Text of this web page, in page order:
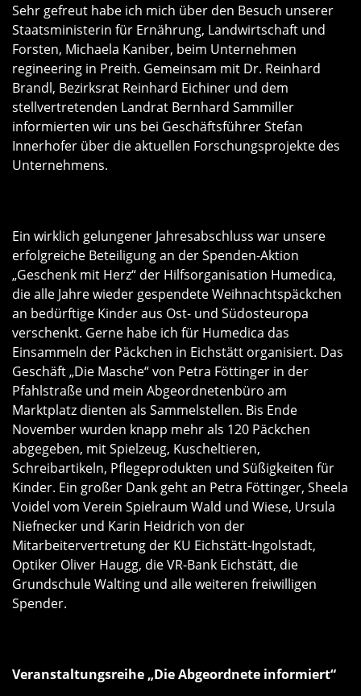
Sehr gefreut habe ich mich über den Besuch unserer
Staatsministerin für Ernährung, Landwirtschaft und
Forsten, Michaela Kaniber, beim Unternehmen
regineering in Preith. Gemeinsam mit Dr. Reinhard
Brandl, Bezirksrat Reinhard Eichiner und dem
stellvertretenden Landrat Bernhard Sammiller
informierten wir uns bei Geschäftsführer Stefan
Innerhofer über die aktuellen Forschungsprojekte des
Unternehmens.
Ein wirklich gelungener Jahresabschluss war unsere
erfolgreiche Beteiligung an der Spenden-Aktion
Geschenk mit Herz“ der Hilfsorganisation Humedica,
die alle Jahre wieder gespendete Weihnachtspäckchen
an bedürftige Kinder aus Ost- und Südosteuropa
verschenkt. Gerne habe ich für Humedica das
Einsammeln der Päckchen in Eichstätt organisiert. Das
Geschäft „Die Masche“ von Petra Föttinger in der
Pfahlstraße und mein Abgeordnetenbüro am
Marktplatz dienten als Sammelstellen. Bis Ende
November wurden knapp mehr als 120 Päckchen
abgegeben, mit Spielzeug, Kuscheltieren,
Schreibartikeln, Pflegeprodukten und Süßigkeiten für
Kinder. Ein großer Dank geht an Petra Föttinger, Sheela
Voidel vom Verein Spielraum Wald und Wiese, Ursula
Niefnecker und Karin Heidrich von der
Mitarbeitervertretung der KU Eichstätt-Ingolstadt,
Optiker Oliver Haugg, die VR-Bank Eichstätt, die
Grundschule Walting und alle weiteren freiwilligen
Spender.
Veranstaltungsreihe „Die Abgeordnete informiert“